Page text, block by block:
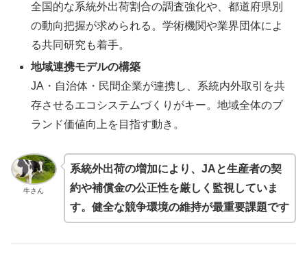
全国的な系統外出荷割合の調査強化や、都道府県別
の動向把握が求められる。学術機関や業界団体によ
る共同研究も着手。
地域連携モデルの構築
JA・自治体・民間企業が連携し、系統内外取引を共
存させるエコシステムづくりがキー。地域全体のブ
ランド価値向上を目指す動き。
牛さん
系統外出荷の増加により、JAと生産者の契
約や補償金の公正性を厳しく監視していま
す。健全な競争環境の維持が最重要課題です